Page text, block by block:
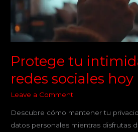
Protege tu
redes sociales hoy
Leave a Comment
Descubre cómo mantener tu
datos personales mientras disfrutas